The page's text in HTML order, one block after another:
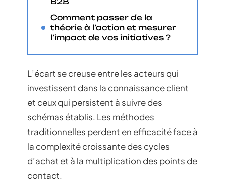
Comment passer de la
théorie à l’action et mesurer
l’impact de vos initiatives ?
L’écart se creuse entre les acteurs qui
investissent dans la connaissance client
et ceux qui persistent à suivre des
schémas établis. Les méthodes
traditionnelles perdent en efficacité face à
la complexité croissante des cycles
d’achat et à la multiplication des points de
contact.